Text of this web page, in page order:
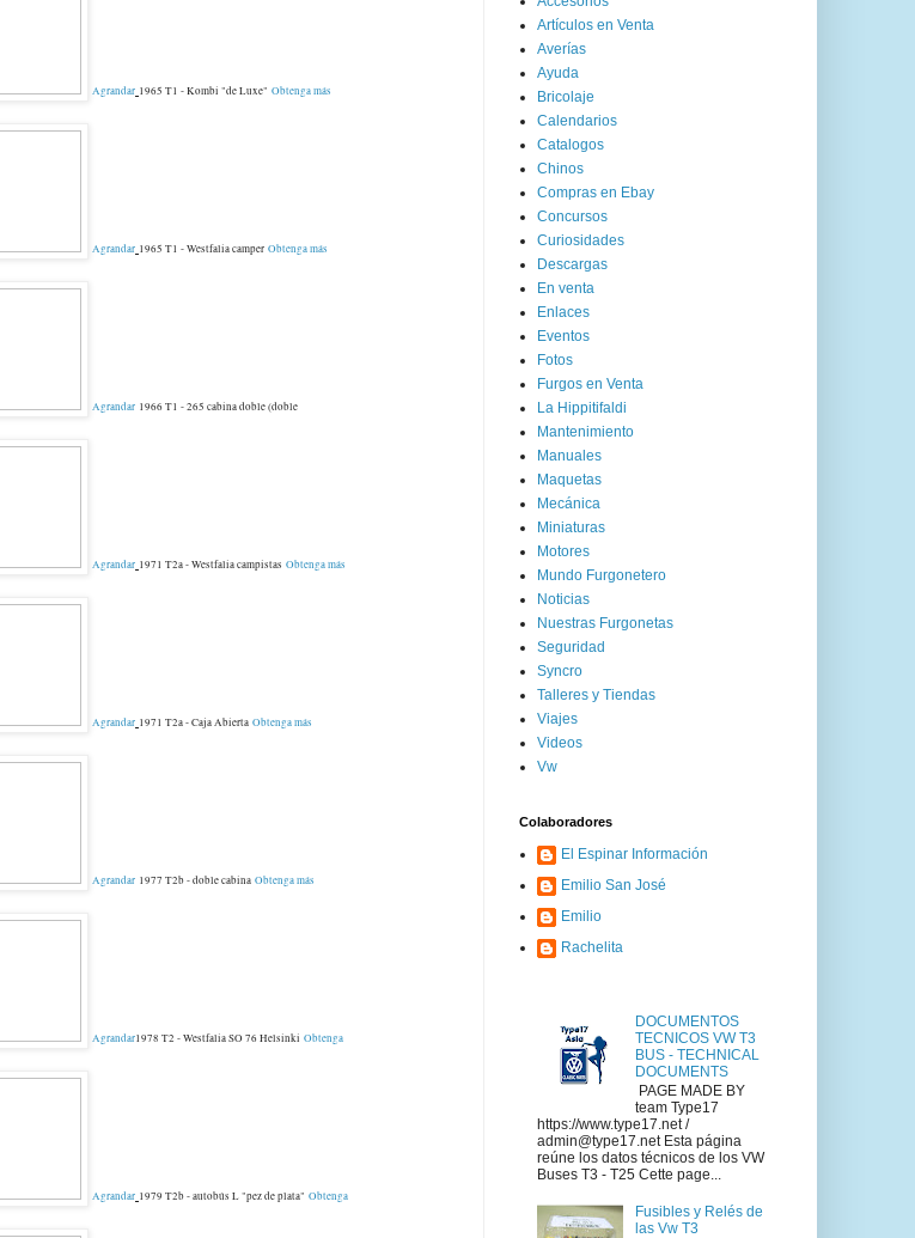
Agrandar 1965 T1 - Kombi "de Luxe" Obtenga más
Agrandar 1965 T1 - Westfalia camper Obtenga más
Agrandar 1966 T1 - 265 cabina doble (doble
Agrandar 1971 T2a - Westfalia campistas Obtenga más
Agrandar 1971 T2a - Caja Abierta Obtenga más
Agrandar 1977 T2b - doble cabina Obtenga más
Agrandar1978 T2 - Westfalia SO 76 Helsinki Obtenga
Agrandar 1979 T2b - autobús L "pez de plata" Obtenga
Artículos en Venta
Averías
Ayuda
Bricolaje
Calendarios
Catalogos
Chinos
Compras en Ebay
Concursos
Curiosidades
Descargas
En venta
Enlaces
Eventos
Fotos
Furgos en Venta
La Hippitifaldi
Mantenimiento
Manuales
Maquetas
Mecánica
Miniaturas
Motores
Mundo Furgonetero
Noticias
Nuestras Furgonetas
Seguridad
Syncro
Talleres y Tiendas
Viajes
Videos
Vw
Colaboradores
El Espinar Información
Emilio San José
Emilio
Rachelita
DOCUMENTOS
TECNICOS VW T3
BUS - TECHNICAL
DOCUMENTS
PAGE MADE BY
team Type17
https://www.type17.net /
admin@type17.net Esta página
reúne los datos técnicos de los VW
Buses T3 - T25 Cette page...
Fusibles y Relés de
las Vw T3